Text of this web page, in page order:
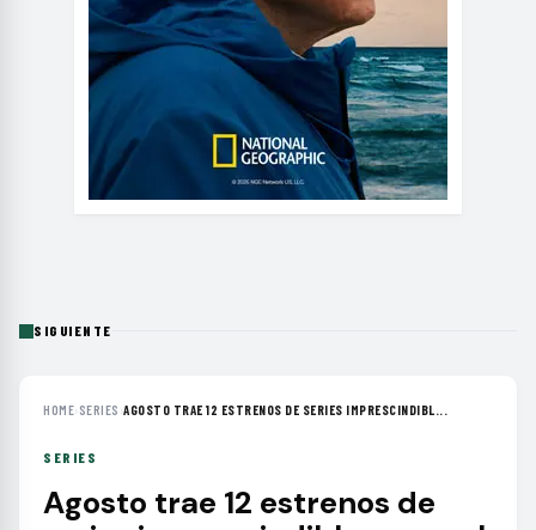
SIGUIENTE
HOME› SERIES ›AGOSTO TRAE 12 ESTRENOS DE SERIES IMPRESCINDIBL...
SERIES
Agosto trae 12 estrenos de